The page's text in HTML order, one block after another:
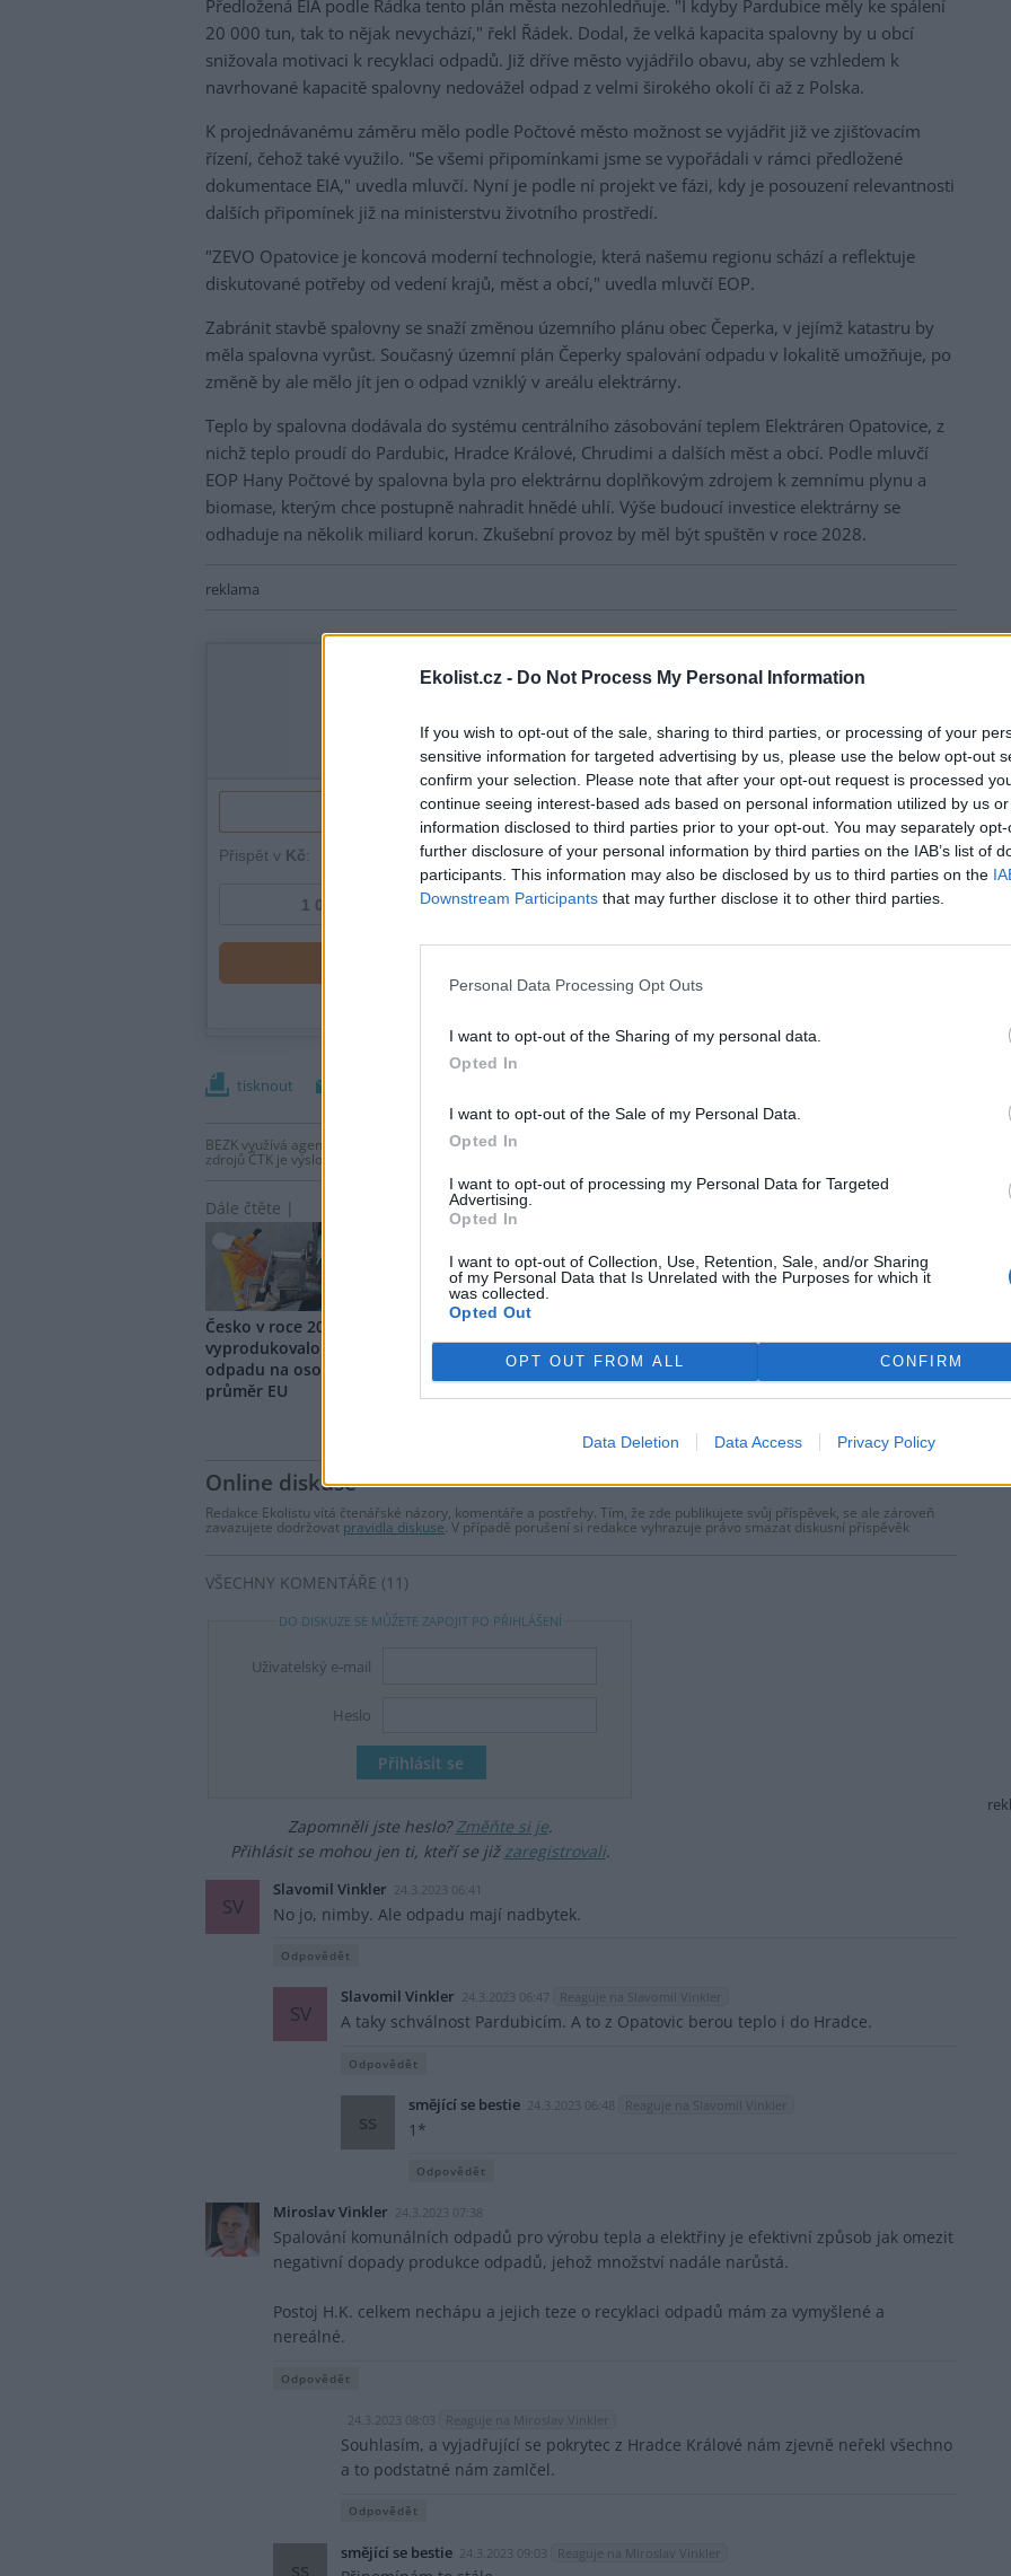
Ekolist.cz - Do Not Process My Personal Information
If you wish to opt-out of the sale, sharing to third parties, or processing of your
sensitive information for targeted advertising by us, please use the below opt-out
confirm your selection. Please note that after your opt-out request is processed
continue seeing interest-based ads based on personal information utilized by us
information disclosed to third parties prior to your opt-out. You may separately
further disclosure of your personal information by third parties on the IAB’s list of
participants. This information may also be disclosed by us to third parties on the
Downstream Participants that may further disclose it to other third parties.
Personal Data Processing Opt Outs
I want to opt-out of the Sharing of my personal data.
Opted In
I want to opt-out of the Sale of my Personal Data.
Opted In
I want to opt-out of processing my Personal Data for Targeted
Advertising.
Opted In
I want to opt-out of Collection, Use, Retention, Sale, and/or Sharing
of my Personal Data that Is Unrelated with the Purposes for which it
was collected.
Opted Out
OPT OUT FROM ALL CONFIRM
Data Deletion Data Access Privacy Policy
Předložená EIA podle Řádka tento plán města nezohledňuje. "I kdyby Pardubice měly ke spálení
20 000 tun, tak to nějak nevychází," řekl Řádek. Dodal, že velká kapacita spalovny by u obcí
snižovala motivaci k recyklaci odpadů. Již dříve město vyjádřilo obavu, aby se vzhledem k
navrhované kapacitě spalovny nedovážel odpad z velmi širokého okolí či až z Polska.
K projednávanému záměru mělo podle Počtové město možnost se vyjádřit již ve zjišťovacím
řízení, čehož také využilo. "Se všemi připomínkami jsme se vypořádali v rámci předložené
dokumentace EIA," uvedla mluvčí. Nyní je podle ní projekt ve fázi, kdy je posouzení relevantnosti
dalších připomínek již na ministerstvu životního prostředí.
"ZEVO Opatovice je koncová moderní technologie, která našemu regionu schází a reflektuje
diskutované potřeby od vedení krajů, měst a obcí," uvedla mluvčí EOP.
Zabránit stavbě spalovny se snaží změnou územního plánu obec Čeperka, v jejímž katastru by
měla spalovna vyrůst. Současný územní plán Čeperky spalování odpadu v lokalitě umožňuje, po
změně by ale mělo jít jen o odpad vzniklý v areálu elektrárny.
Teplo by spalovna dodávala do systému centrálního zásobování teplem Elektráren Opatovice, z
nichž teplo proudí do Pardubic, Hradce Králové, Chrudimi a dalších měst a obcí. Podle mluvčí
EOP Hany Počtové by spalovna byla pro elektrárnu doplňkovým zdrojem k zemnímu plynu a
biomase, kterým chce postupně nahradit hnědé uhlí. Výše budoucí investice elektrárny se
odhaduje na několik miliard korun. Zkušební provoz by měl být spuštěn v roce 2028.
reklama
tisknout
BEZK využívá agenturní zpravodajství ČTK, která si vyhrazuje veškerá práva. Publikování nebo další šíření obsahu ze
zdrojů ČTK je výslovně zakázáno bez předchozího písemného souhlasu ze strany ČTK.
Dále čtěte |
Česko v roce 2023
vyprodukovalo 538 kg na
odpadu na osobu, víc než byl
průměr EU
červnu tři auta se 72 tunami
nelegálního odpadu
o spalovně nebezpečných
Online diskuse
Redakce Ekolistu vítá čtenářské názory, komentáře a postřehy. Tím, že zde publikujete svůj příspěvek, se ale zároveň
zavazujete dodržovat pravidla diskuse. V případě porušení si redakce vyhrazuje právo smazat diskusní příspěvěk
VŠECHNY KOMENTÁŘE (11)
DO DISKUZE SE MŮŽETE ZAPOJIT PO PŘIHLÁŠENÍ
Uživatelský e-mail
Heslo
Zapomněli jste heslo?Změňte si je.
Přihlásit se mohou jen ti, kteří se již zaregistrovali.
SV
Slavomil Vinkler 24.3.2023 06:41
No jo, nimby. Ale odpadu mají nadbytek.
Odpovědět
SV
Slavomil Vinkler 24.3.2023 06:47 Reaguje na Slavomil Vinkler
A taky schválnost Pardubicím. A to z Opatovic berou teplo i do Hradce.
Odpovědět
ss
smějící se bestie 24.3.2023 06:48 Reaguje na Slavomil Vinkler
1*
Odpovědět
Miroslav Vinkler 24.3.2023 07:38
Spalování komunálních odpadů pro výrobu tepla a elektřiny je efektivní způsob jak omezit
negativní dopady produkce odpadů, jehož množství nadále narůstá.
Postoj H.K. celkem nechápu a jejich teze o recyklaci odpadů mám za vymyšlené a
nereálné.
Odpovědět
24.3.2023 08:03 Reaguje na Miroslav Vinkler
Souhlasím, a vyjadřující se pokrytec z Hradce Králové nám zjevně neřekl všechno
a to podstatné nám zamlčel.
Odpovědět
ss
smějící se bestie 24.3.2023 09:03 Reaguje na Miroslav Vinkler